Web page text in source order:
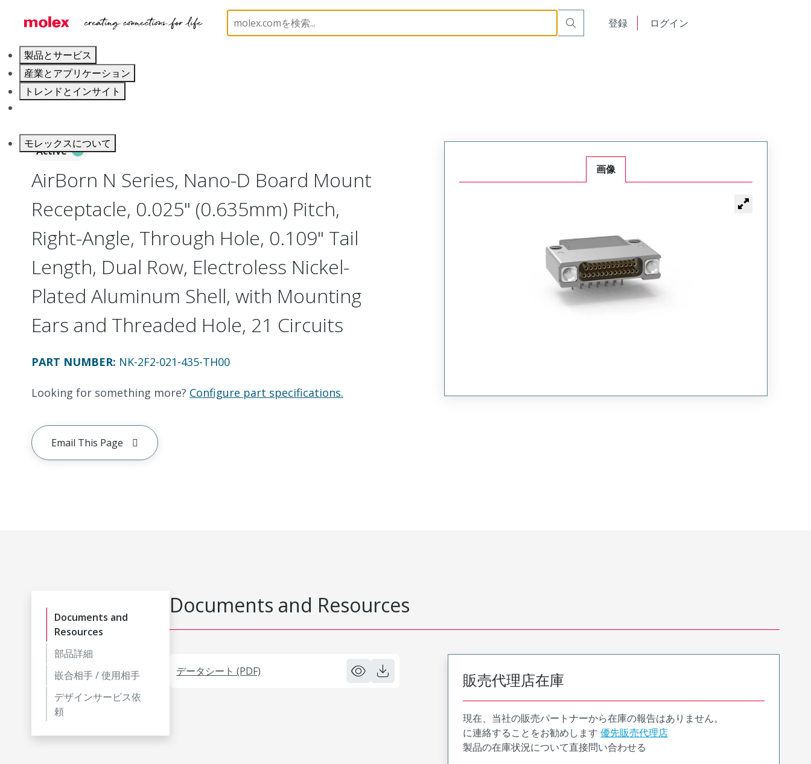
登録 ログイン
製品とサービス
産業とアプリケーション
トレンドとインサイト
モレックスについて
Nano-D, Metal, Board Mount, PTH, Right Angle Receptacle NK-2F2-021-435-TH00
Active
AirBorn N Series, Nano-D Board Mount
Receptacle, 0.025" (0.635mm) Pitch,
Right-Angle, Through Hole, 0.109" Tail
Length, Dual Row, Electroless Nickel-
Plated Aluminum Shell, with Mounting
Ears and Threaded Hole, 21 Circuits
PART NUMBER: NK-2F2-021-435-TH00
Looking for something more? Configure part specifications.
Email This Page
画像
Documents and
Resources
部品詳細
嵌合相手 / 使用相手
デザインサービス依
頼
Documents and Resources
データシート (PDF) 販売代理店在庫
現在、当社の販売パートナーから在庫の報告はありません。
に連絡することをお勧めします 優先販売代理店
製品の在庫状況について直接問い合わせる